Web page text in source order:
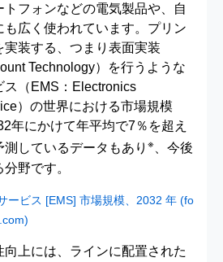
フォンなどの電気製品や、自
広く使われています。プリン
実装する、つまり表面実装
Technology）を行うような
ス（EMS：Electronics
）の世界における市場規模
年にかけて年平均で7％を超え
しているデータもあり ※ 、今後
野です。
ービス [EMS] 市場規模、2032 年 (fo
上には、ラインに配置された